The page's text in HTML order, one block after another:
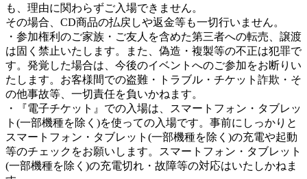
も、理由に関わらずご入場できません。
その場合、CD商品の払戻しや返金等も一切行いません。
・参加権利のご家族・ご友人を含めた第三者への転売、譲渡
は固く禁止いたします。また、偽造・複製等の不正は犯罪で
す。発覚した場合は、今後のイベントへのご参加をお断りい
たします。お客様間での盗難・トラブル・チケット詐欺・そ
の他事故等、一切責任を負いかねます。
・『電子チケット』での入場は、スマートフォン・タブレッ
ト(一部機種を除く)を使っての入場です。事前にしっかりと
スマートフォン・タブレット(一部機種を除く)の充電や起動
等のチェックをお願いします。スマートフォン・タブレット
(一部機種を除く)の充電切れ・故障等の対応はいたしかねま